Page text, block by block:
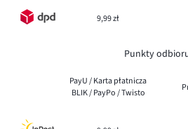
9,99 zł
Punkty
PayU / Karta płatnicza
BLIK / PayPo / Twisto